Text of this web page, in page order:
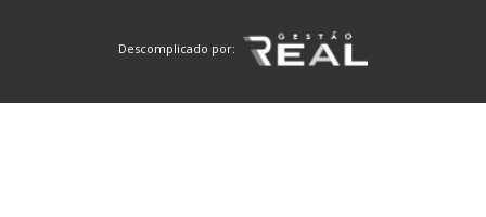
Descomplicado por: